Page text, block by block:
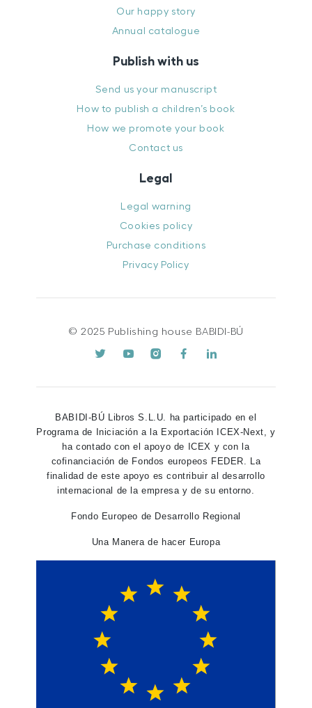
Our happy story
Annual catalogue
Publish with us
Send us your manuscript
How to publish a children’s book
How we promote your book
Contact us
Legal
Legal warning
Cookies policy
Purchase conditions
Privacy Policy
© 2025 Publishing house BABIDI-BÚ
BABIDI-BÚ Libros S.L.U. ha participado en el
Programa de Iniciación a la Exportación ICEX-Next, y
ha contado con el apoyo de ICEX y con la
cofinanciación de Fondos europeos FEDER. La
finalidad de este apoyo es contribuir al desarrollo
internacional de la empresa y de su entorno.
Fondo Europeo de Desarrollo Regional
Una Manera de hacer Europa